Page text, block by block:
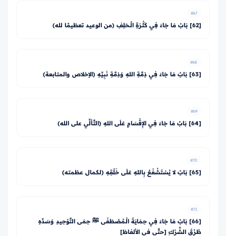
#67
[62] بَابُ مَا جَاءَ فِي كَثْرَةِ الْـحَلِفِ (من الوعيد تعظيمًا لله)
#68
[63] بَابُ مَا جَاءَ فِي ذِمَّةِ اللهِ وَذِمَّةِ نَبِيِّهِ (الإخلاص والمتابعة)
#69
[64] بَابُ مَا جَاءَ فِي الإِقْسَامِ عَلَى اللهِ (التَّألِّي على الله)
#70
[65] بَابُ لا يُسْتَشْفَعُ بِاللهِ عَلَى خَلْقِهِ (لكمال عظمته)
#71
[66] بَابُ مَا جَاءَ فِي حِمَايَةَ الْـمُصْطَفَى ﷺ حِمَى التَّوْحِيدِ وَسَدِّهِ
طُرُقَ الشِّرْكِ [حتَّى في الألفاظ]